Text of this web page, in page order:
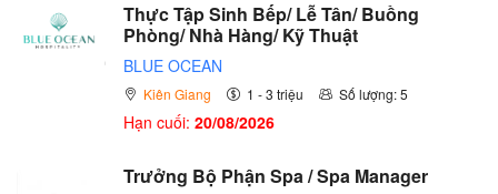
Thực Tập Sinh Bếp/ Lễ Tân/ Buồng
Phòng/ Nhà Hàng/ Kỹ Thuật
BLUE OCEAN
Kiên Giang 1 - 3 triệu Số lượng: 5
Hạn cuối: 20/08/2026
Trưởng Bộ Phận Spa / Spa Manager